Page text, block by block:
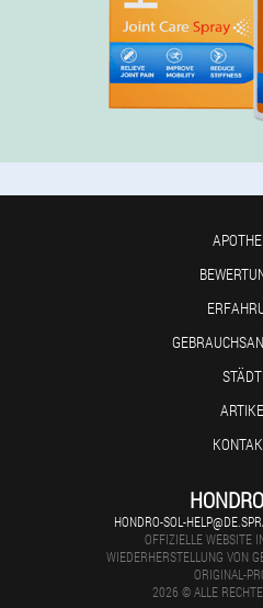
HONDRO-SOL-
OFFIZIELLE WEBSITE
WIEDERHERSTELLUNG VON
ORIGINAL-
2026 © ALLE RECHTE